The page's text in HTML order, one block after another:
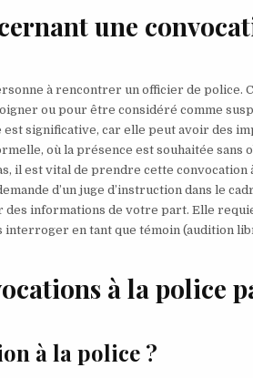
une
à rencontrer un officier de police.
ou pour être considéré comme
significative, car elle peut avoir des
où la présence est souhaitée sans
il est vital de prendre cette convocation
d’un juge d’instruction dans le
informations de votre part. Elle
en tant que témoin (audition
à la police
à la police ?